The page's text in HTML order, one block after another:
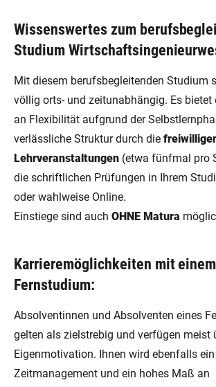
Wissenswertes zum
Studium
Mit diesem berufsbegleitenden Studium
völlig orts- und zeitunabhängig. Es bietet
an Flexibilität aufgrund der
verlässliche Struktur durch die
Lehrveranstaltungen (etwa fünfmal pro
die schriftlichen Prüfungen in Ihrem
oder wahlweise Online.
Einstiege sind auch OHNE Matura
Karrieremöglichkeiten mit einem
Fernstudium:
Absolventinnen und Absolventen eines
gelten als zielstrebig und verfügen meist
Eigenmotivation. Ihnen wird ebenfalls
Zeitmanagement und ein hohes Maß an